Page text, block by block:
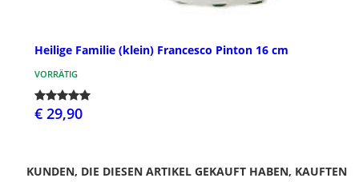
Heilige Familie (klein) Francesco Pinton 16 cm
VORRÄTIG
€ 29,90
KUNDEN, DIE DIESEN ARTIKEL GEKAUFT HABEN, KAUFTEN